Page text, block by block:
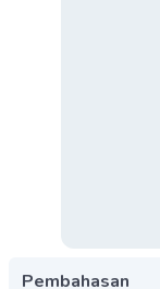
Pembahasan